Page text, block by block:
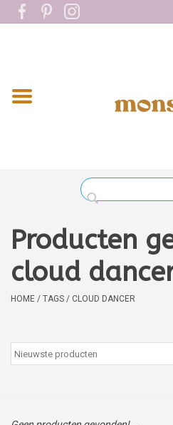
Home
Kleding
Verzorging
Boekjes
kaartjes
Producten
cloud
HOME / TAGS / CLOUD DANCER